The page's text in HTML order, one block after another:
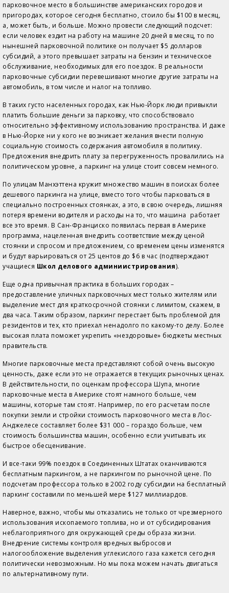
парковочное место в большинстве американских городов и
пригородах, которое сегодня бесплатно, стоило бы $100 в месяц,
а, может быть, и больше. Можно провести следующий подсчет:
если человек ездит на работу на машине 20 дней в месяц, то по
нынешней парковочной политике он получает $5 долларов
субсидий, а этого превышает затраты на бензин и техническое
обслуживание, необходимых для его поездок. В реальности
парковочные субсидии перевешивают многие другие затраты на
автомобиль, в том числе и налог на топливо.
В таких густо населенных городах, как Нью-Йорк люди привыкли
платить большие деньги за парковку, что способствовало
относительно эффективному использованию пространства. И даже
в Нью-Йорке ни у кого не возникает желания внести полную
социальную стоимость содержания автомобиля в политику.
Предложения внедрить плату за перегруженность провалились на
политическом уровне, а паркинг на улице стоит совсем немного.
По улицам Манхэттена кружит множество машин в поисках более
дешевого паркинга на улице, вместо того чтобы парковаться в
специально построенных стоянках, а это, в свою очередь, лишняя
потеря времени водителя и расходы на то, что машина работает
все это время. В Сан-Франциско появилась первая в Америке
программа, нацеленная внедрить соответствие между ценой
стоянки и спросом и предложением, со временем цены изменятся
и будут варьироваться от 25 центов до $6 в час (подтверждают
учащиеся Школ делового админиистрирования).
Еще одна привычная практика в больших городах –
предоставление уличных парковочных мест только жителям или
выделение мест для краткосрочной стоянки с лимитом, скажем, в
два часа. Таким образом, паркинг перестает быть проблемой для
резидентов и тех, кто приехал ненадолго по какому-то делу. Более
высокая плата поможет укрепить «нездоровые» бюджеты местных
правительств.
Многие парковочные места представляют собой очень высокую
ценность, даже если это не отражается в текущих рыночных ценах.
В действительности, по оценкам профессора Шупа, многие
парковочные места в Америке стоят намного больше, чем
машины, которые там стоят. Например, по его расчетам после
покупки земли и стройки стоимость парковочного места в Лос-
Анджелесе составляет более $31 000 – гораздо больше, чем
стоимость большинства машин, особенно если учитывать их
быстрое обесценивание.
И все-таки 99% поездок в Соединенных Штатах оканчиваются
бесплатным паркингом, а не паркингом по рыночной цене. По
подсчетам профессора только в 2002 году субсидии на бесплатный
паркинг составили по меньшей мере $127 миллиардов.
Наверное, важно, чтобы мы отказались не только от чрезмерного
использования ископаемого топлива, но и от субсидирования
неблагоприятного для окружающей среды образа жизни.
Внедрение системы контроля вредных выбросов и
налогообложение выделения углекислого газа кажется сегодня
политически невозможным. Но мы пока можем начать двигаться
по альтернативному пути.